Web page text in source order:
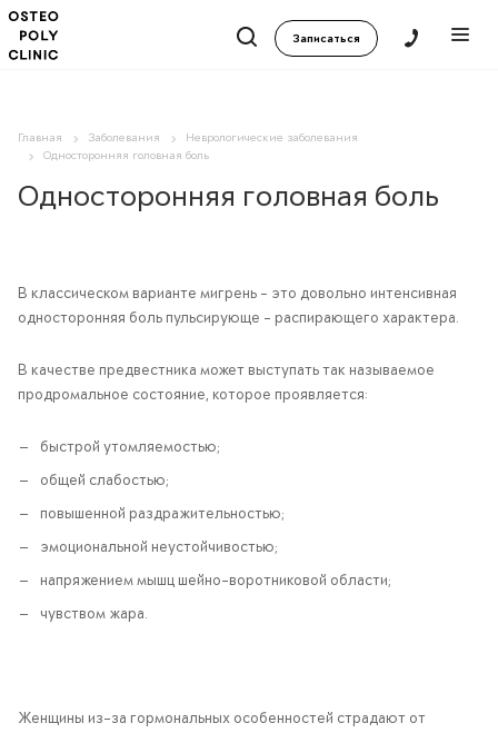
Записаться
Главная Заболевания
Неврологические заболевания
Односторонняя головная боль
Односторонняя головная боль
В классическом варианте мигрень - это довольно интенсивная
односторонняя боль пульсирующе - распирающего характера.
В качестве предвестника может выступать так называемое
продромальное состояние, которое проявляется:
быстрой утомляемостью;
общей слабостью;
повышенной раздражительностью;
эмоциональной неустойчивостью;
напряжением мышц шейно-воротниковой области;
чувством жара.
Женщины из-за гормональных особенностей страдают от